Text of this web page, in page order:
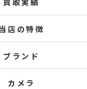
店の特徴
ブランド
カメラ